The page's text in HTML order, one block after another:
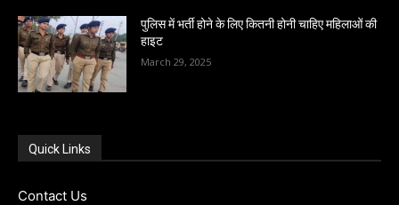
पुलिस में भर्ती होने के लिए कितनी होनी चाहिए महिलाओं की
हाइट
March 29, 2025
Quick Links
Contact Us